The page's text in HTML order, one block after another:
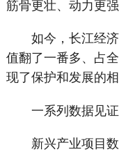
筋骨更壮、动力更强
如今，长江经济
值翻了一番多、占
现了保护和发展的
一系列数据见证
新兴产业项目数